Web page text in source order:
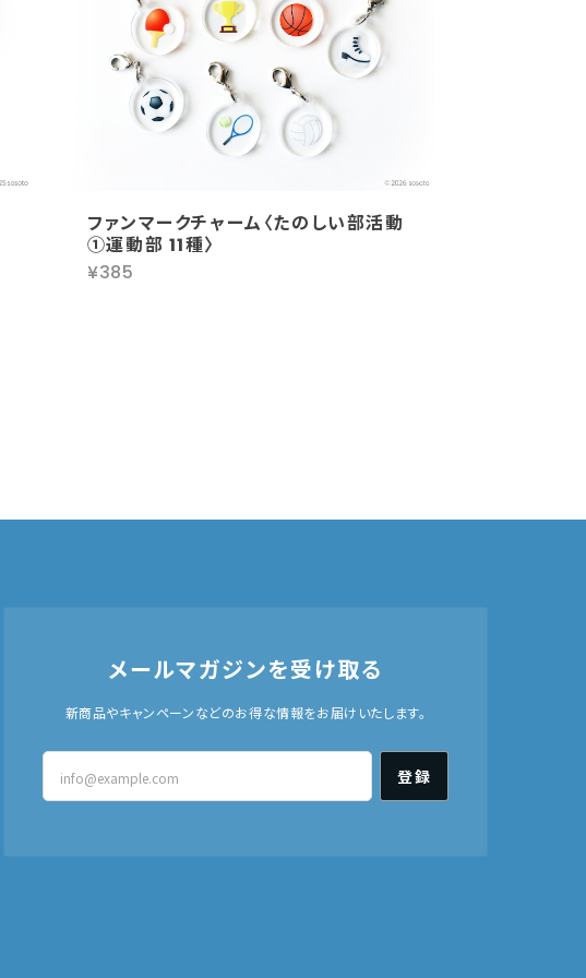
ファンマークチャーム〈たのしい部活動
①運動部 11種〉
¥385
メールマガジンを受け取る
新商品やキャンペーンなどのお得な情報をお届けいたします。
登録